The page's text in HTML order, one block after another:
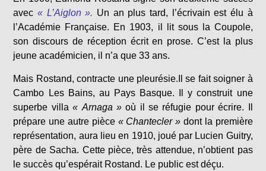
avec « L’Aiglon ». Un an plus tard, l’écrivain est élu à
l’Académie Française. En 1903, il lit sous la Coupole,
son discours de réception écrit en prose. C’est la plus
jeune académicien, il n’a que 33 ans.
Mais Rostand, contracte une pleurésie.Il se fait soigner à
Cambo Les Bains, au Pays Basque. Il y construit une
superbe villa « Arnaga »où il se réfugie pour écrire. Il
prépare une autre pièce « Chantecler » dont la première
représentation, aura lieu en 1910, joué par Lucien Guitry,
père de Sacha. Cette pièce, très attendue, n’obtient pas
le succès qu’espérait Rostand. Le public est déçu.